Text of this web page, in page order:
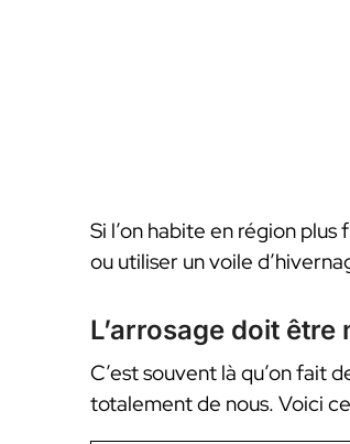
Si l’on habite en région
ou utiliser un voile
L’arrosage doit
C’est souvent là qu’on fait
totalement de nous. Voici